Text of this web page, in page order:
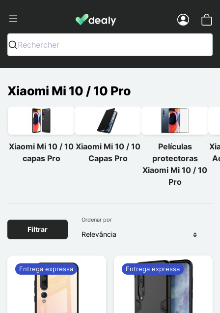
Dealy - Capas e acessórios para
Rechercher
Xiaomi Mi 10 / 10 Pro
Xiaomi Mi 10 / 10
capas Pro
Xiaomi Mi 10 / 10
Capas Pro
Películas
protectoras
Xiaomi Mi 10 / 10
Pro
Filtrar
Ordenar por
Entrega expressa Entrega expressa